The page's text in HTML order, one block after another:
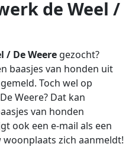
de Weel /
/ De Weere gezocht?
baasjes van honden uit
Toch wel op
Weere? Dat kan
van honden
ook een e-mail als een
zich aanmeldt!